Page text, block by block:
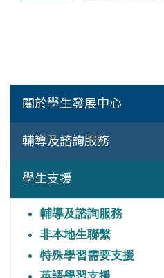
關於學生發展中心
輔導及諮詢服務
學生支援
輔導及諮詢服務
非本地生聯繫
特殊學習需要支援